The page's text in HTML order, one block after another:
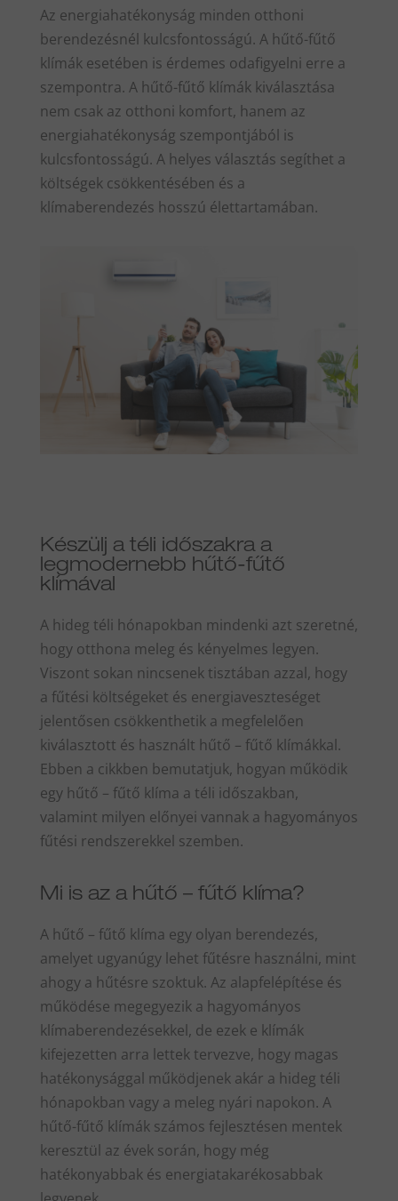
Az energiahatékonyság minden otthoni
berendezésnél kulcsfontosságú. A hűtő-fűtő
klímák esetében is érdemes odafigyelni erre a
szempontra. A hűtő-fűtő klímák kiválasztása
nem csak az otthoni komfort, hanem az
energiahatékonyság szempontjából is
kulcsfontosságú. A helyes választás segíthet a
költségek csökkentésében és a
klímaberendezés hosszú élettartamában.
Készülj a téli időszakra a
legmodernebb hűtő-fűtő
klímával
A hideg téli hónapokban mindenki azt szeretné,
hogy otthona meleg és kényelmes legyen.
Viszont sokan nincsenek tisztában azzal, hogy
a fűtési költségeket és energiaveszteséget
jelentősen csökkenthetik a megfelelően
kiválasztott és használt hűtő – fűtő klímákkal.
Ebben a cikkben bemutatjuk, hogyan működik
egy hűtő – fűtő klíma a téli időszakban,
valamint milyen előnyei vannak a hagyományos
fűtési rendszerekkel szemben.
Mi is az a hűtő – fűtő klíma?
A hűtő – fűtő klíma egy olyan berendezés,
amelyet ugyanúgy lehet fűtésre használni, mint
ahogy a hűtésre szoktuk. Az alapfelépítése és
működése megegyezik a hagyományos
klímaberendezésekkel, de ezek e klímák
kifejezetten arra lettek tervezve, hogy magas
hatékonysággal működjenek akár a hideg téli
hónapokban vagy a meleg nyári napokon. A
hűtő-fűtő klímák számos fejlesztésen mentek
keresztül az évek során, hogy még
hatékonyabbak és energiatakarékosabbak